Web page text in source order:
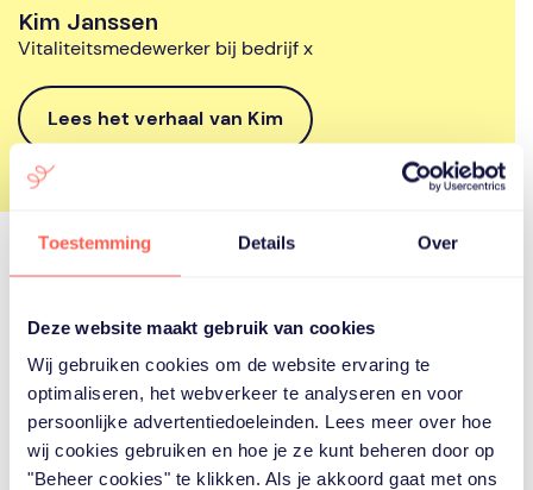
Toestemming Details Over
Deze website maakt gebruik van cookies
Wij gebruiken cookies om de website ervaring te
optimaliseren, het webverkeer te analyseren en voor
persoonlijke advertentiedoeleinden. Lees meer over hoe
wij cookies gebruiken en hoe je ze kunt beheren door op
"Beheer cookies" te klikken. Als je akkoord gaat met ons
Kim Janssen
Vitaliteitsmedewerker bij bedrijf x
Lees het verhaal van Kim
Krijg een beeld van de kosten
Maak de mantelzorgdruk in jouw organisatie inzichtelijk
en ontdek hoe je met Fello bespaart. De Fello kosten zijn
gebaseerd op het gemiddeld aantal medewerkers dat
een mantelzorg traject doet.